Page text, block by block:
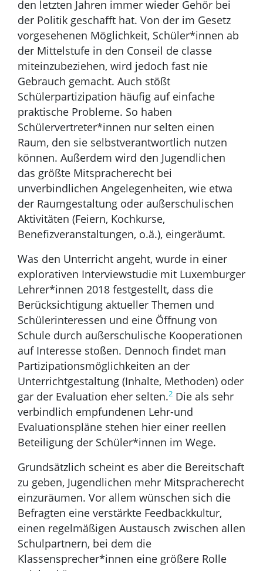
den letzten Jahren immer wieder Gehör bei
der Politik geschafft hat. Von der im Gesetz
vorgesehenen Möglichkeit, Schüler*innen ab
der Mittelstufe in den Conseil de classe
miteinzubeziehen, wird jedoch fast nie
Gebrauch gemacht. Auch stößt
Schülerpartizipation häufig auf einfache
praktische Probleme. So haben
Schülervertreter*innen nur selten einen
Raum, den sie selbstverantwortlich nutzen
können. Außerdem wird den Jugendlichen
das größte Mitspracherecht bei
unverbindlichen Angelegenheiten, wie etwa
der Raumgestaltung oder außerschulischen
Aktivitäten (Feiern, Kochkurse,
Benefizveranstaltungen, o.ä.), eingeräumt.
Was den Unterricht angeht, wurde in einer
explorativen Interviewstudie mit Luxemburger
Lehrer*innen 2018 festgestellt, dass die
Berücksichtigung aktueller Themen und
Schülerinteressen und eine Öffnung von
Schule durch außerschulische Kooperationen
auf Interesse stoßen. Dennoch findet man
Partizipationsmöglichkeiten an der
Unterrichtgestaltung (Inhalte, Methoden) oder
gar der Evaluation eher selten.2 Die als sehr
verbindlich empfundenen Lehr-und
Evaluationspläne stehen hier einer reellen
Beteiligung der Schüler*innen im Wege.
Grundsätzlich scheint es aber die Bereitschaft
zu geben, Jugendlichen mehr Mitspracherecht
einzuräumen. Vor allem wünschen sich die
Befragten eine verstärkte Feedbackkultur,
einen regelmäßigen Austausch zwischen allen
Schulpartnern, bei dem die
Klassensprecher*innen eine größere Rolle